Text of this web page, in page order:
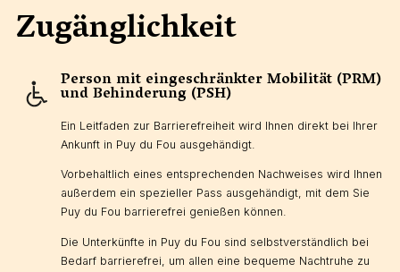
Zugänglichkeit
Person mit eingeschränkter Mobilität (PRM)
und Behinderung (PSH)
Ein Leitfaden zur Barrierefreiheit wird Ihnen direkt bei Ihrer
Ankunft in Puy du Fou ausgehändigt.
Vorbehaltlich eines entsprechenden Nachweises wird Ihnen
außerdem ein spezieller Pass ausgehändigt, mit dem Sie
Puy du Fou barrierefrei genießen können.
Die Unterkünfte in Puy du Fou sind selbstverständlich bei
Bedarf barrierefrei, um allen eine bequeme Nachtruhe zu